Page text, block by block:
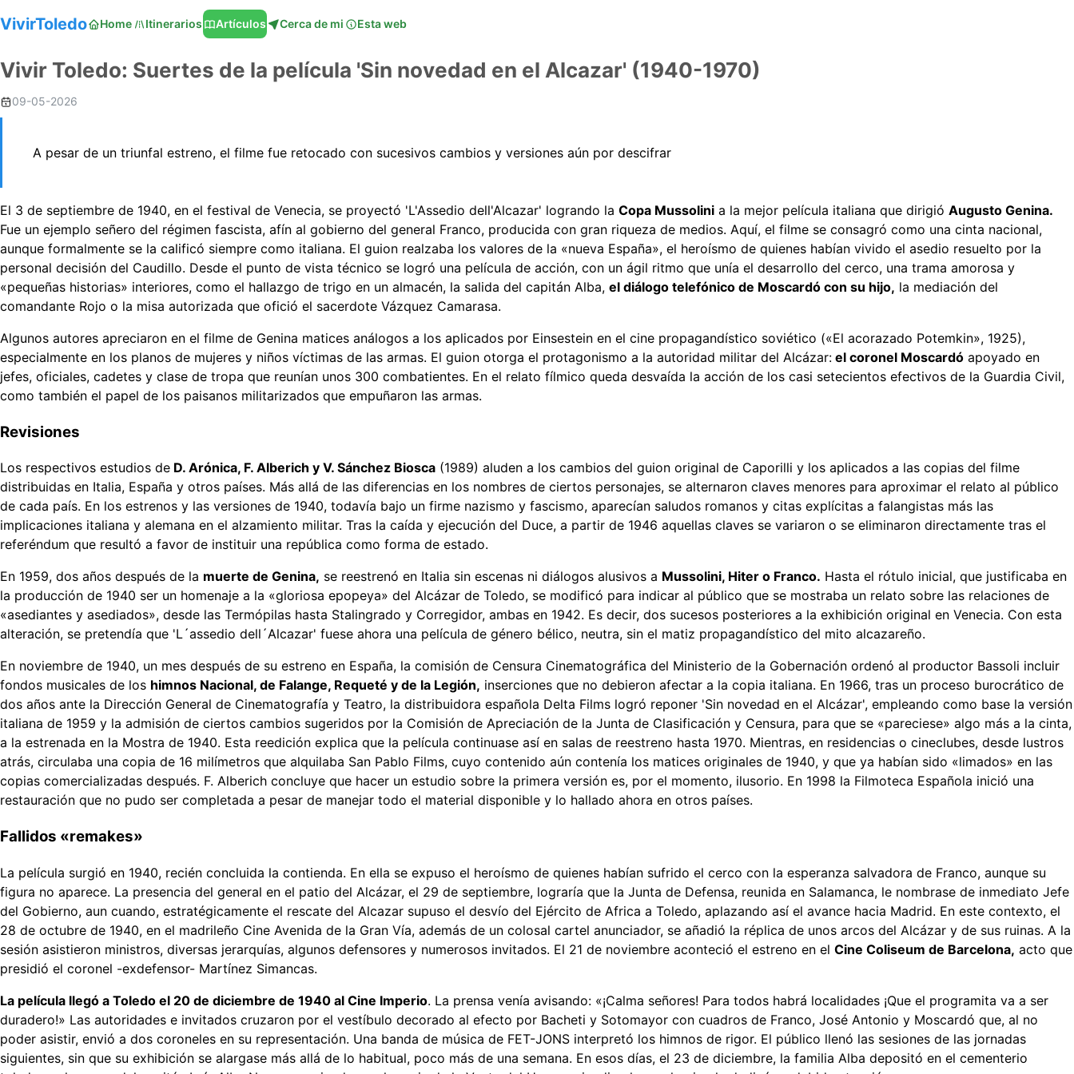
VivirToledo Home Itinerarios Artículos Cerca de mi Esta web
Vivir Toledo: Suertes de la película 'Sin novedad en el Alcazar' (1940-1970)
09-05-2026
A pesar de un triunfal estreno, el filme fue retocado con sucesivos cambios y versiones aún por descifrar
El 3 de septiembre de 1940, en el festival de Venecia, se proyectó 'L'Assedio dell'Alcazar' logrando la Copa Mussolini a la mejor película italiana que dirigió Augusto Genina.
Fue un ejemplo señero del régimen fascista, afín al gobierno del general Franco, producida con gran riqueza de medios. Aquí, el filme se consagró como una cinta nacional,
aunque formalmente se la calificó siempre como italiana. El guion realzaba los valores de la «nueva España», el heroísmo de quienes habían vivido el asedio resuelto por la
personal decisión del Caudillo. Desde el punto de vista técnico se logró una película de acción, con un ágil ritmo que unía el desarrollo del cerco, una trama amorosa y
«pequeñas historias» interiores, como el hallazgo de trigo en un almacén, la salida del capitán Alba, el diálogo telefónico de Moscardó con su hijo, la mediación del
comandante Rojo o la misa autorizada que ofició el sacerdote Vázquez Camarasa.
Algunos autores apreciaron en el filme de Genina matices análogos a los aplicados por Einsestein en el cine propagandístico soviético («El acorazado Potemkin», 1925),
especialmente en los planos de mujeres y niños víctimas de las armas. El guion otorga el protagonismo a la autoridad militar del Alcázar: el coronel Moscardó apoyado en
jefes, oficiales, cadetes y clase de tropa que reunían unos 300 combatientes. En el relato fílmico queda desvaída la acción de los casi setecientos efectivos de la Guardia Civil,
como también el papel de los paisanos militarizados que empuñaron las armas.
Revisiones
Los respectivos estudios de D. Arónica, F. Alberich y V. Sánchez Biosca (1989) aluden a los cambios del guion original de Caporilli y los aplicados a las copias del filme
distribuidas en Italia, España y otros países. Más allá de las diferencias en los nombres de ciertos personajes, se alternaron claves menores para aproximar el relato al público
de cada país. En los estrenos y las versiones de 1940, todavía bajo un firme nazismo y fascismo, aparecían saludos romanos y citas explícitas a falangistas más las
implicaciones italiana y alemana en el alzamiento militar. Tras la caída y ejecución del Duce, a partir de 1946 aquellas claves se variaron o se eliminaron directamente tras el
referéndum que resultó a favor de instituir una república como forma de estado.
En 1959, dos años después de la muerte de Genina, se reestrenó en Italia sin escenas ni diálogos alusivos a Mussolini, Hiter o Franco. Hasta el rótulo inicial, que justificaba en
la producción de 1940 ser un homenaje a la «gloriosa epopeya» del Alcázar de Toledo, se modificó para indicar al público que se mostraba un relato sobre las relaciones de
«asediantes y asediados», desde las Termópilas hasta Stalingrado y Corregidor, ambas en 1942. Es decir, dos sucesos posteriores a la exhibición original en Venecia. Con esta
alteración, se pretendía que 'L´assedio dell´Alcazar' fuese ahora una película de género bélico, neutra, sin el matiz propagandístico del mito alcazareño.
En noviembre de 1940, un mes después de su estreno en España, la comisión de Censura Cinematográfica del Ministerio de la Gobernación ordenó al productor Bassoli incluir
fondos musicales de los himnos Nacional, de Falange, Requeté y de la Legión, inserciones que no debieron afectar a la copia italiana. En 1966, tras un proceso burocrático de
dos años ante la Dirección General de Cinematografía y Teatro, la distribuidora española Delta Films logró reponer 'Sin novedad en el Alcázar', empleando como base la versión
italiana de 1959 y la admisión de ciertos cambios sugeridos por la Comisión de Apreciación de la Junta de Clasificación y Censura, para que se «pareciese» algo más a la cinta,
a la estrenada en la Mostra de 1940. Esta reedición explica que la película continuase así en salas de reestreno hasta 1970. Mientras, en residencias o cineclubes, desde lustros
atrás, circulaba una copia de 16 milímetros que alquilaba San Pablo Films, cuyo contenido aún contenía los matices originales de 1940, y que ya habían sido «limados» en las
copias comercializadas después. F. Alberich concluye que hacer un estudio sobre la primera versión es, por el momento, ilusorio. En 1998 la Filmoteca Española inició una
restauración que no pudo ser completada a pesar de manejar todo el material disponible y lo hallado ahora en otros países.
Fallidos «remakes»
La película surgió en 1940, recién concluida la contienda. En ella se expuso el heroísmo de quienes habían sufrido el cerco con la esperanza salvadora de Franco, aunque su
figura no aparece. La presencia del general en el patio del Alcázar, el 29 de septiembre, lograría que la Junta de Defensa, reunida en Salamanca, le nombrase de inmediato Jefe
del Gobierno, aun cuando, estratégicamente el rescate del Alcazar supuso el desvío del Ejército de Africa a Toledo, aplazando así el avance hacia Madrid. En este contexto, el
28 de octubre de 1940, en el madrileño Cine Avenida de la Gran Vía, además de un colosal cartel anunciador, se añadió la réplica de unos arcos del Alcázar y de sus ruinas. A la
sesión asistieron ministros, diversas jerarquías, algunos defensores y numerosos invitados. El 21 de noviembre aconteció el estreno en el Cine Coliseum de Barcelona, acto que
presidió el coronel -exdefensor- Martínez Simancas.
La película llegó a Toledo el 20 de diciembre de 1940 al Cine Imperio. La prensa venía avisando: «¡Calma señores! Para todos habrá localidades ¡Que el programita va a ser
duradero!» Las autoridades e invitados cruzaron por el vestíbulo decorado al efecto por Bacheti y Sotomayor con cuadros de Franco, José Antonio y Moscardó que, al no
poder asistir, envió a dos coroneles en su representación. Una banda de música de FET-JONS interpretó los himnos de rigor. El público llenó las sesiones de las jornadas
siguientes, sin que su exhibición se alargase más allá de lo habitual, poco más de una semana. En esos días, el 23 de diciembre, la familia Alba depositó en el cementerio